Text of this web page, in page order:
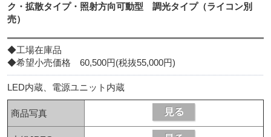
ク・拡散タイプ・照射方向可動型 調光タイプ（ライコン別
売）
◆工場在庫品
◆希望小売価格 60,500円(税抜55,000円)
LED内蔵、電源ユニット内蔵
商品写真